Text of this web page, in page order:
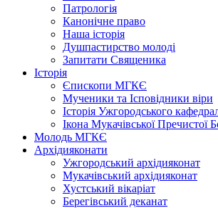
Патрологія
Канонічне право
Наша історія
Душпастирство молоді
Запитати Священика
Історія
Єпископи МГКЄ
Мученики та Ісповідники віри
Історія Ужгородського
Ікона Мукачівської Пречистої
Молодь МГКЄ
Архідияконати
Ужгородський архідияконат
Мукачівський архідияконат
Хустський вікаріат
Берегівський деканат